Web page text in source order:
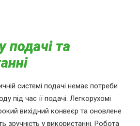
подачі та
системі подачі немає потреби
під час її подачі. Легкорухомі
вихідний конвеєр та оновлене
зручність у використанні. Робота